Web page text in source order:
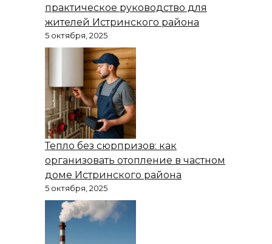
практическое руководство для
жителей Истринского района
5 октября, 2025
Тепло без сюрпризов: как
организовать отопление в частном
доме Истринского района
5 октября, 2025